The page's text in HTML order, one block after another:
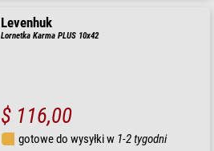
Levenhuk
Lornetka Karma PLUS 10x42
$ 116,00
gotowe do wysyłki w 1-2 tygodni